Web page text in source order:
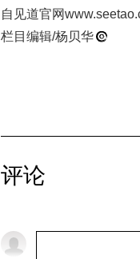
自见道官网
栏目编辑/杨贝华
评论